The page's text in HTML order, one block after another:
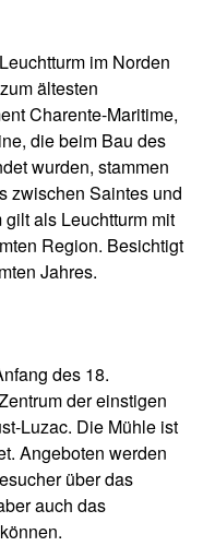
im Norden
ältesten
Charente-Maritime,
die beim Bau des
wurden, stammen
zwischen Saintes und
als Leuchtturm mit
Region. Besichtigt
Jahres.
des 18.
der einstigen
Luzac. Die Mühle ist
Angeboten werden
über das
auch das